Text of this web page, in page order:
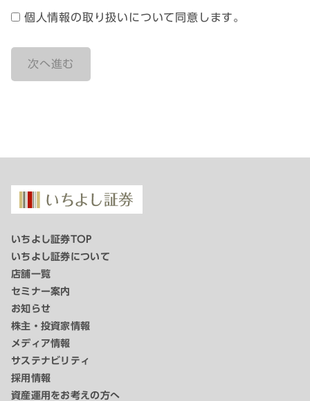
個人情報の取り扱いについて同意します。
次へ進む
いちよし証券TOP
いちよし証券について
店舗一覧
セミナー案内
お知らせ
株主・投資家情報
メディア情報
サステナビリティ
採用情報
資産運用をお考えの方へ